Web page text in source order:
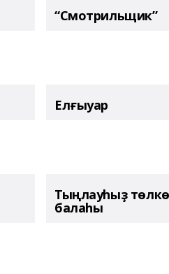
“Смотрильщик”
Елғыуар
Тыңлауһыҙ төлкө
балаһы